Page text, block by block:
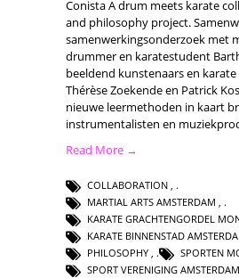
Conista A drum meets karate
and philosophy project.
samenwerkingsonderzoek met
drummer en karatestudent
beeldend kunstenaars en
Thérèse Zoekende en Patrick
nieuwe leermethoden in kaart
instrumentalisten en
Read More →
COLLABORATION ,
MARTIAL ARTS AMSTERDAM ,
KARATE GRACHTENGORDEL
KARATE BINNENSTAD
PHILOSOPHY , SPORTEN
SPORT VERENIGING AMSTERDAM